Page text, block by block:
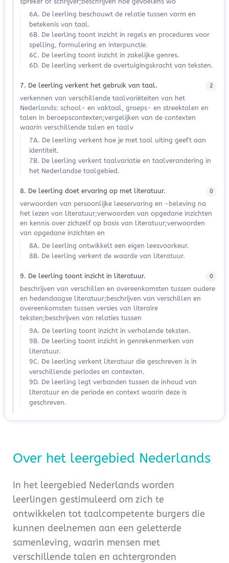
6A. De leerling beschouwt de relatie tussen vorm en
betekenis van taal.
6B. De leerling toont inzicht in regels en procedures voor
spelling, formulering en interpunctie.
6C. De leerling toont inzicht in zakelijke genres.
6D. De leerling verkent de overtuigingskracht van teksten.
7. De leerling verkent het gebruik van taal. 2
verkennen van verschillende taalvariëteiten van het
Nederlands: school- en vaktaal, groeps- en streektalen en
talen in beroepscontexten;vergelijken van de contexten
waarin verschillende talen en taalv
7A. De leerling verkent hoe je met taal uiting geeft aan
identiteit.
7B. De leerling verkent taalvariatie en taalverandering in
het Nederlandse taalgebied.
8. De leerling doet ervaring op met literatuur. 0
verwoorden van persoonlijke leeservaring en -beleving na
het lezen van literatuur;verwoorden van opgedane inzichten
en kennis over zichzelf op basis van literatuur;verwoorden
van opgedane inzichten en
8A. De leerling ontwikkelt een eigen leesvoorkeur.
8B. De leerling verkent de waarde van literatuur.
9. De leerling toont inzicht in literatuur. 0
beschrijven van verschillen en overeenkomsten tussen oudere
en hedendaagse literatuur;beschrijven van verschillen en
overeenkomsten tussen versies van literaire
teksten;beschrijven van relaties tussen
9A. De leerling toont inzicht in verhalende teksten.
9B. De leerling toont inzicht in genrekenmerken van
literatuur.
9C. De leerling verkent literatuur die geschreven is in
verschillende periodes en contexten.
9D. De leerling legt verbanden tussen de inhoud van
literatuur en de periode en context waarin deze is
geschreven.
Over het leergebied Nederlands
In het leergebied Nederlands worden
leerlingen gestimuleerd om zich te
ontwikkelen tot taalcompetente burgers die
kunnen deelnemen aan een geletterde
samenleving, waarin mensen met
verschillende talen en achtergronden